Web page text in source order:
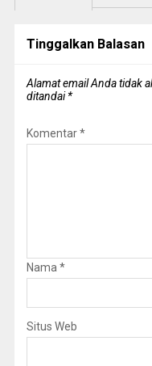
Tinggalkan Balasan
Alamat email Anda tidak
ditandai*
Komentar*
Nama *
Situs Web